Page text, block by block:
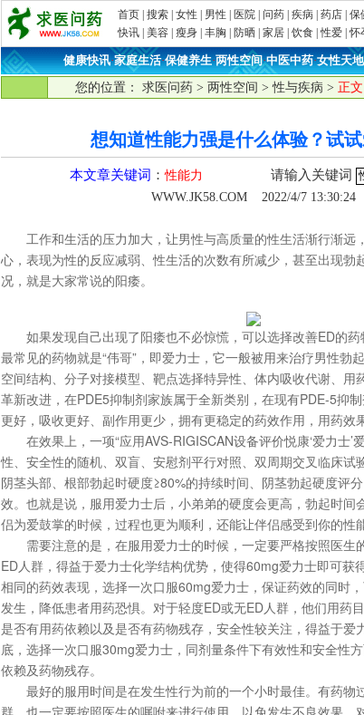
首页 搜索 女性 男性 医院 问药 疾病 药店 保
快讯 美容 瘦身 丰胸 防晒 家居 饮食 |性爱 |怀
健康快讯·家庭生活·保健养生·两性空间·中医中药·女性天地
您的位置： 求医问药 > 两性空间 >性与疾病 > 正文
想知道性能力强是什么体验？试
本文章关键词 ：性能力 请输入关键词
WWW.JK58.COM 2022/4/7 13:30:24
工作和生活的压力加大，让男性与高质量的性生活渐行渐远
心，表现为性的反应减弱、性生活的次数有所减少，甚至出现勃
况，就是大家常说的阳痿。
如果发现自己出现了阳痿也不必惊慌，可以选择改善ED的
最常见的药物就是“伟哥”，即爱力士，它一般被用来治疗男性勃
空间结构、分子对接模型、靶点选择特异性、体内吸收代谢、用
革新改进，在PDE5抑制剂家族属于全新类别，在现有PDE-5抑
更好，吸收更好、副作用更少，拥有更稳定的药效作用，用药效
在效果上，一项“应用AVS-RIGISCAN设备评价悦康‘爱力士’
性、安全性的随机、双盲、安慰剂平行对照、双周期交叉临床试
阴茎头部、根部勃起时硬度≥80%的持续时间、阴茎勃起硬度评
效。也就是说，服用爱力士后，小弟弟的硬度会更高，勃起时间
侣为爱鼓掌的时候，过程也更为顺利，还能让伴侣感受到你的性
需要注意的是，在服用爱力士的时候，一定要严格按照医生
ED人群，得益于爱力士化学结构优势，使得60mg爱力士即可获
相同的药效表现，选择一次口服60mg爱力士，保证药效的同时
发生，降低患者用药恐惧。对于轻度ED或无ED人群，他们用药
是否有用药依赖以及是否有药物残存，安全性较关注，得益于爱
底，选择一次口服30mg爱力士，同剂量条件下有效性和安全性
依赖及药物残存。
最好的服用时间是在发生性行为前的一个小时最佳。有药物
群，也一定要按照医生的嘱咐来进行使用，以免发生不良效果，